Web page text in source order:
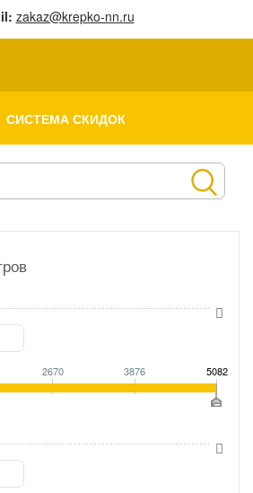
zakaz@krepko-nn.ru
СИСТЕМА СКИДОК
2670 3876 5082